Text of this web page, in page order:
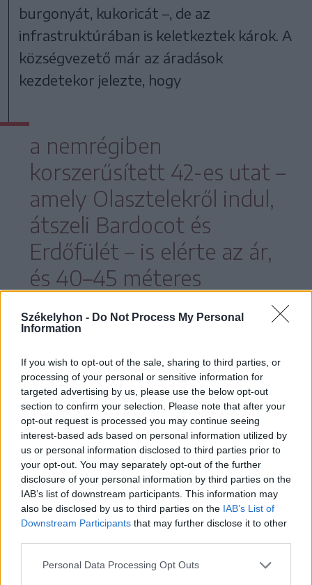
Székelyhon - Do Not Process My Personal
Information
If you wish to opt-out of the sale, sharing to third parties, or
processing of your personal or sensitive information for
targeted advertising by us, please use the below opt-out
section to confirm your selection. Please note that after your
opt-out request is processed you may continue seeing
interest-based ads based on personal information utilized by
us or personal information disclosed to third parties prior to
your opt-out. You may separately opt-out of the further
disclosure of your personal information by third parties on the
IAB’s list of downstream participants. This information may
also be disclosed by us to third parties on the IAB’s List of
Downstream Participants that may further disclose it to other
Personal Data Processing Opt Outs
burgonyát, kukoricát –, de az
infrastruktúrában is keletkeztek károk. A
községvezető már az áradások
kezdetekor jelezte, hogy
a nemrégiben
korszerűsített 42-es utat –
amely Olasztelekről indul,
átszeli Bardocot és
Erdőfülét – is elérte az ár,
és 40–45 méteres
martját.
A kár körülbelül 200 ezer lej értékű.
Ezenkívül egy csűr alapját is megrongálta
a víz. Balázsi Dénes polgármester szerint
ezek a károk megelőzhetők lettek volna,
ha a vízügyi igazgatóság elvégezte volna a
szükséges munkálatokat.